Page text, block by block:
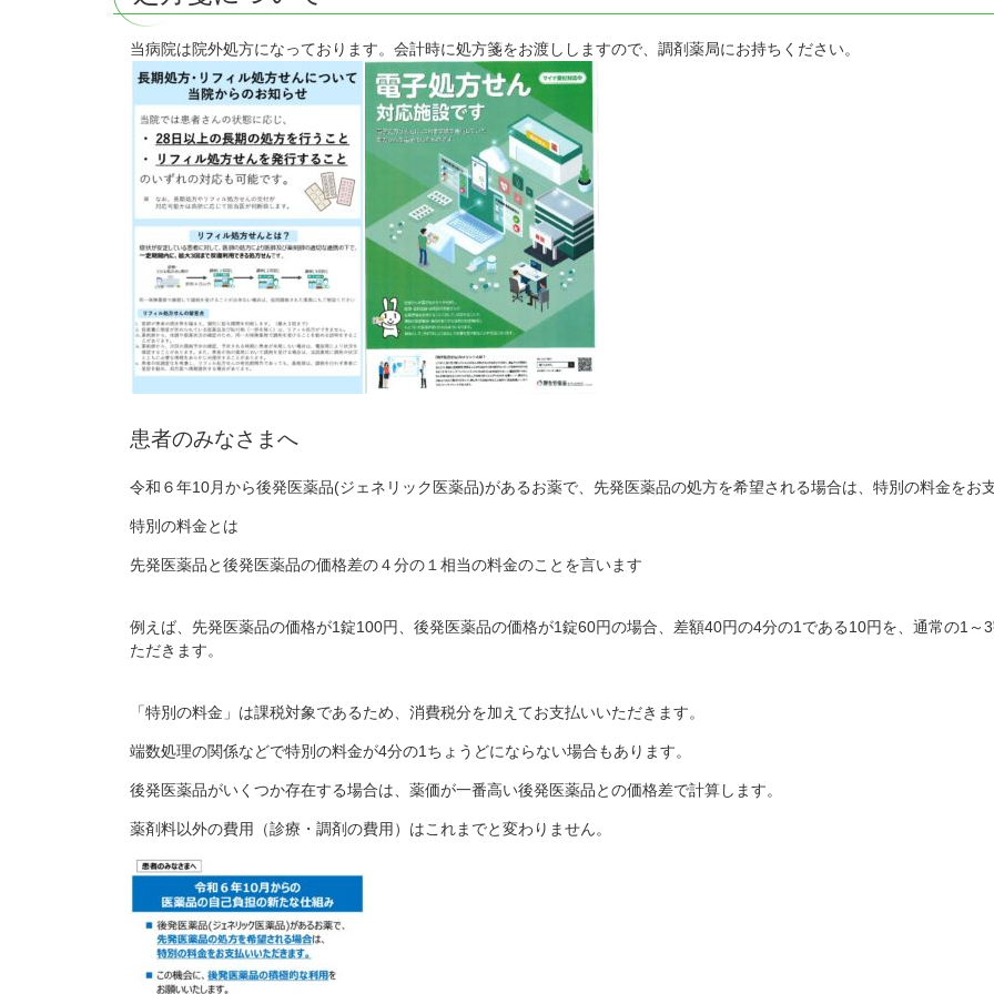
当病院は院外処方になっております。会計時に処方箋をお渡ししますので、調剤薬局にお持ちください。
患者のみなさまへ
令和６年10月から後発医薬品(ジェネリック医薬品)があるお薬で、先発医薬品の処方を希望される場合は、特別の料金をお
特別の料金とは
先発医薬品と後発医薬品の価格差の４分の１相当の料金のことを言います
例えば、先発医薬品の価格が1錠100円、後発医薬品の価格が1錠60円の場合、差額40円の4分の1である10円を、通常の1
ただきます。
「特別の料金」は課税対象であるため、消費税分を加えてお支払いいただきます。
端数処理の関係などで特別の料金が4分の1ちょうどにならない場合もあります。
後発医薬品がいくつか存在する場合は、薬価が一番高い後発医薬品との価格差で計算します。
薬剤料以外の費用（診療・調剤の費用）はこれまでと変わりません。